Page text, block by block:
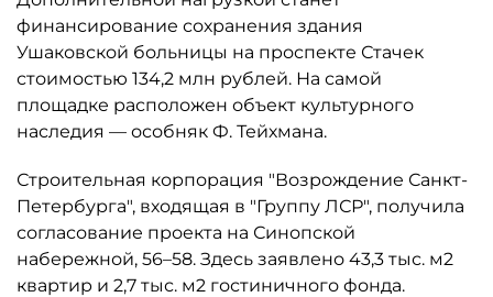
финансирование сохранения здания
Ушаковской больницы на проспекте Стачек
стоимостью 134,2 млн рублей. На самой
площадке расположен объект культурного
наследия — особняк Ф. Тейхмана.
Строительная корпорация "Возрождение Санкт-
Петербурга", входящая в "Группу ЛСР", получила
согласование проекта на Синопской
набережной, 56–58. Здесь заявлено 43,3 тыс. м2
квартир и 2,7 тыс. м2 гостиничного фонда.